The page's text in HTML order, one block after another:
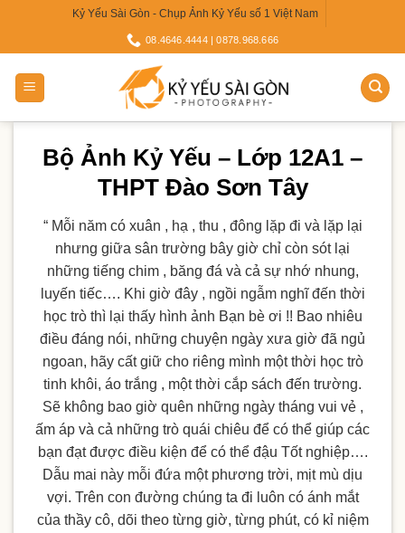
content
Kỷ Yếu Sài Gòn - Chụp Ảnh Kỷ Yếu số 1 Việt Nam
08.4646.4444 | 0878.968.666
Bộ Ảnh Kỷ Yếu – Lớp 12A1 –
THPT Đào Sơn Tây
“ Mỗi năm có xuân , hạ , thu , đông lặp đi và lặp lại
nhưng giữa sân trường bây giờ chỉ còn sót lại
những tiếng chim , băng đá và cả sự nhớ nhung,
luyến tiếc…. Khi giờ đây , ngồi ngẫm nghĩ đến thời
học trò thì lại thấy hình ảnh Bạn bè ơi !! Bao nhiêu
điều đáng nói, những chuyện ngày xưa giờ đã ngủ
ngoan, hãy cất giữ cho riêng mình một thời học trò
tinh khôi, áo trắng , một thời cắp sách đến trường.
Sẽ không bao giờ quên những ngày tháng vui vẻ ,
ấm áp và cả những trò quái chiêu để có thể giúp các
bạn đạt được điều kiện để có thể đậu Tốt nghiệp….
Dẫu mai này mỗi đứa một phương trời, mịt mù dịu
vợi. Trên con đường chúng ta đi luôn có ánh mắt
của thầy cô, dõi theo từng giờ, từng phút, có kỉ niệm